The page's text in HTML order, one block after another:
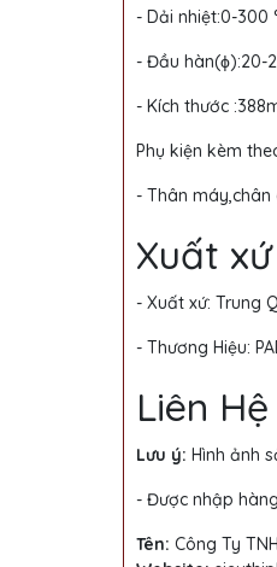
- Dải nhiệt:0-300
- Đầu hàn(ϕ):20-
- Kích thước
Phụ kiện kèm
- Thân
Xuất
- Xuất xứ: Trung
- Thương Hiệu:
Liên
Lưu ý: Hình ảnh
- Được nhập
Tên: Công Ty